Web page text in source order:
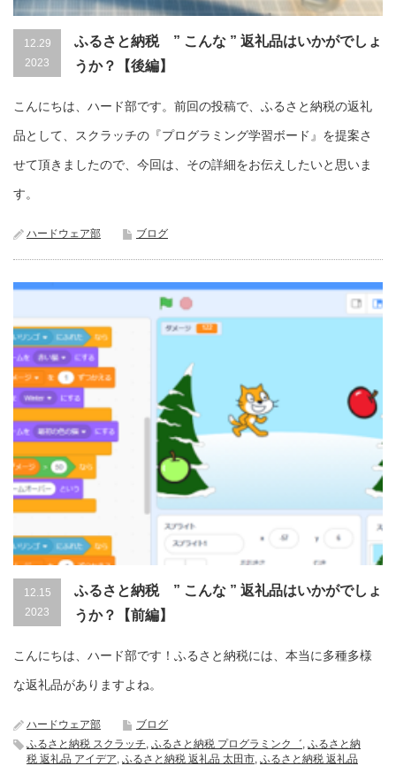
12.29
2023
ふるさと納税 ” こんな ” 返礼品はいかがでしょ
うか？【後編】
こんにちは、ハード部です。前回の投稿で、ふるさと納税の返礼
品として、スクラッチの『プログラミング学習ボード』を提案さ
せて頂きましたので、今回は、その詳細をお伝えしたいと思いま
す。
ハードウェア部 ブログ
12.15
2023
ふるさと納税 ” こんな ” 返礼品はいかがでしょ
うか？【前編】
こんにちは、ハード部です！ふるさと納税には、本当に多種多様
な返礼品がありますよね。
ハードウェア部
ブログ
ふるさと納税 スクラッチ, ふるさと納税 プログラミンク゛, ふるさと納
税 返礼品 アイデア, ふるさと納税 返礼品 太田市, ふるさと納税 返礼品